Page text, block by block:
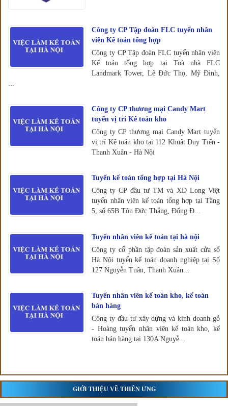
Công ty CP Tập đoàn FLC tuyển nhân
viên Kế toán tổng hợp
Công ty CP Tập đoàn FLC tuyển nhân viên
Kế toán tổng hợp tại Toà nhà FLC
Landmark Tower, Lê Đức Thọ, Mỹ Đình,
...
Công ty CP thương mại Candy Mart
tuyển vị trí Kế toán kho
Công ty CP thương mại Candy Mart tuyển
vị trí Kế toán kho tại 112 Khuất Duy Tiến -
Thanh Xuân - Hà Nội
Tuyển kế toán tổng hợp tại Hà Nội
Công ty CP đầu tư TM và XD Long Việt
tuyển nhân viên kế toán tổng hợp tại Tầng
5, số 65B Tôn Đức Thắng, Đống Đ...
Tuyển nhân viên kế toán tại hà nội
Công ty cổ phần tập đoàn sản xuất cửa sổ
Hà Nội tuyển kế toán doanh nghiệp tại Số
127 Nguyễn Tuân, Thanh Xuân...
Tuyển nhân viên kế toán kho, kế toán
bán hàng
Công ty đầu tư xây dựng và kinh doanh gỗ
- Hoàng tuyển nhân viên kế toán kho, kế
toán bán hàng tại 130A Nguyễ...
GIỚI THIỆU VỀ THIÊN ƯNG